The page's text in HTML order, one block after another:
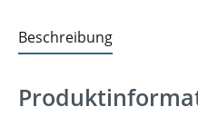
Beschreibung